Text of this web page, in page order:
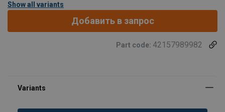
Show all variants
Добавить в запрос
Part code: 42157989982